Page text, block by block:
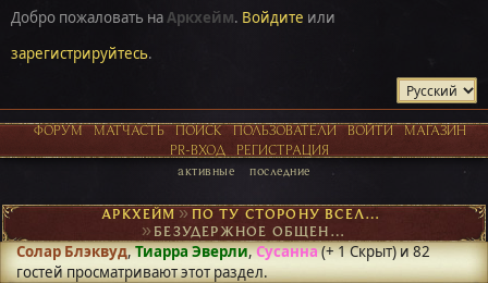
Добро пожаловать наАркхейм. Войдите или
зарегистрируйтесь.
ФОРУМ МАТЧАСТЬ ПОИСК ПОЛЬЗОВАТЕЛИ ВОЙТИ
МАГАЗИН
PR-ВХОД
РЕГИСТРАЦИЯ
активные последние
АРКХЕЙМ► ПО ТУ СТОРОНУ ВСЕЛЕННОЙ
► БЕЗУДЕРЖНОЕ ОБЩЕНИЕ
Солар Блэквуд,Тиарра Эверли,Сусанна(+ 1 Скрыт) и 82
гостей просматривают этот раздел.